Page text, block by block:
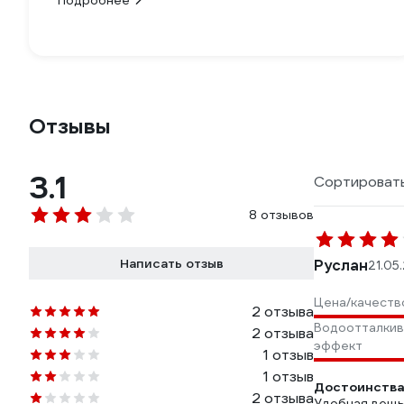
Отзывы
3.1
8 отзывов
Написать отзыв
2 отзыва
2 отзыва
1 отзыв
1 отзыв
2 отзыва
Руслан
Цена/
эффект